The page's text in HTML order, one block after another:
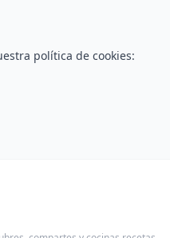
política de cookies: